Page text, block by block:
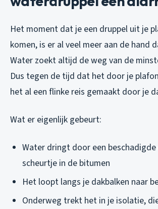
Het moment dat je een druppel uit je
komen, is er al veel meer aan de hand
Water zoekt altijd de weg van de
Dus tegen de tijd dat het door je
het al een flinke reis gemaakt door je
Wat er eigenlijk gebeurt:
Water dringt door een
scheurtje in de bitumen
Het loopt langs je dakbalken naar
Onderweg trekt het in je isolatie,